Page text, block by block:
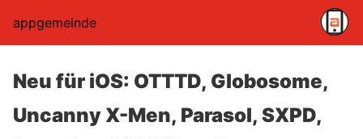
appgemeinde
Neu für iOS: OTTTD, Globosome,
Uncanny X-Men, Parasol, SXPD,